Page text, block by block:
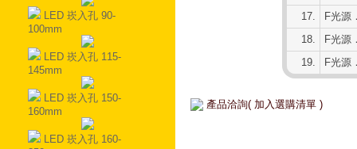
LED 崁入孔 90-
100mm
LED 崁入孔 115-
145mm
LED 崁入孔 150-
160mm
LED 崁入孔 160-
17.
F光源
18.
F光源
19.
F光源
產品洽詢( 加入選購清單 )